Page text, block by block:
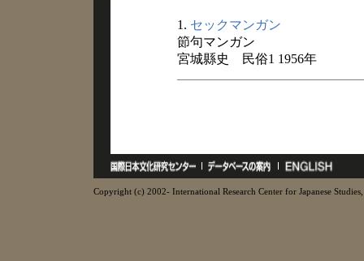
1. セックマンガン
節句マンガン
宮城縣史 民俗1 1956年
Copyright (c) 2002- International Research Center for Japanese